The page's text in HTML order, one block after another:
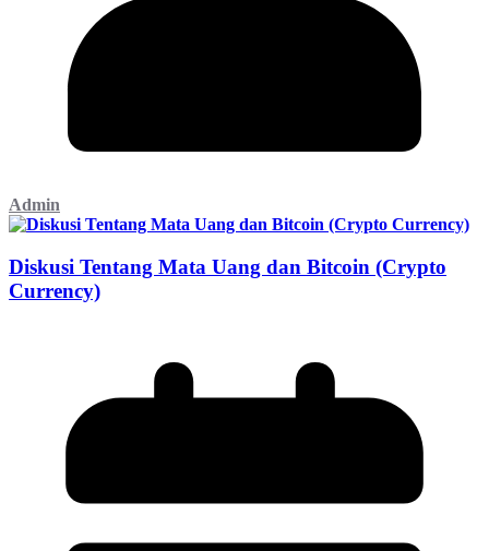
Admin
Diskusi Tentang Mata Uang dan Bitcoin (Crypto
Currency)